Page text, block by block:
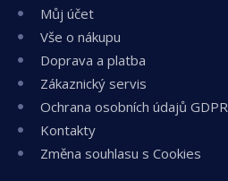
Můj účet
Vše o nákupu
Doprava a platba
Zákaznický servis
Ochrana osobních údajů GDPR
Kontakty
Změna souhlasu s Cookies